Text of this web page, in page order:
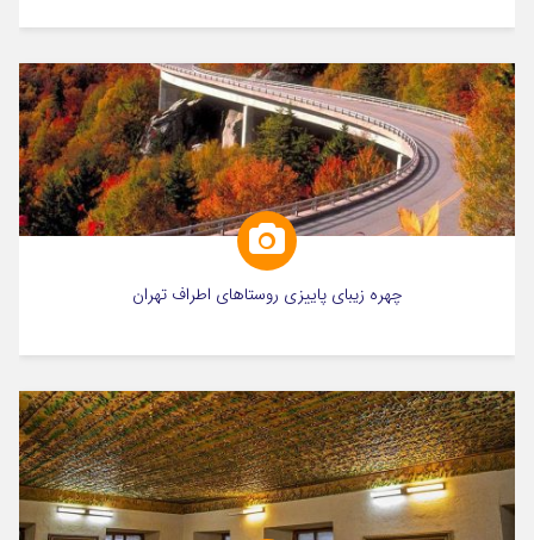
چهره زیبای پاییزی روستاهای اطراف تهران